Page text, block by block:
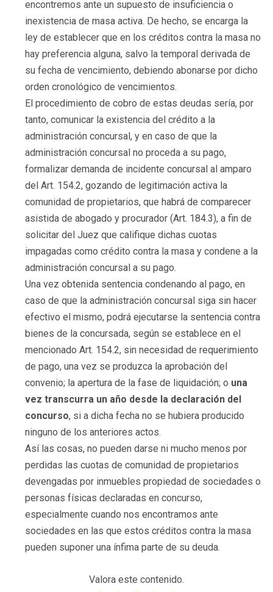
encontremos ante un supuesto de insuficiencia o
inexistencia de masa activa. De hecho, se encarga la
ley de establecer que en los créditos contra la masa no
hay preferencia alguna, salvo la temporal derivada de
su fecha de vencimiento, debiendo abonarse por dicho
orden cronológico de vencimientos.
El procedimiento de cobro de estas deudas sería, por
tanto, comunicar la existencia del crédito a la
administración concursal, y en caso de que la
administración concursal no proceda a su pago,
formalizar demanda de incidente concursal al amparo
del Art. 154.2, gozando de legitimación activa la
comunidad de propietarios, que habrá de comparecer
asistida de abogado y procurador (Art. 184.3), a fin de
solicitar del Juez que califique dichas cuotas
impagadas como crédito contra la masa y condene a la
administración concursal a su pago.
Una vez obtenida sentencia condenando al pago, en
caso de que la administración concursal siga sin hacer
efectivo el mismo, podrá ejecutarse la sentencia contra
bienes de la concursada, según se establece en el
mencionado Art. 154.2, sin necesidad de requerimiento
de pago, una vez se produzca la aprobación del
convenio; la apertura de la fase de liquidación; o una
vez transcurra un año desde la declaración del
concurso, si a dicha fecha no se hubiera producido
ninguno de los anteriores actos.
Así las cosas, no pueden darse ni mucho menos por
perdidas las cuotas de comunidad de propietarios
devengadas por inmuebles propiedad de sociedades o
personas físicas declaradas en concurso,
especialmente cuando nos encontramos ante
sociedades en las que estos créditos contra la masa
pueden suponer una ínfima parte de su deuda.
Valora este contenido.